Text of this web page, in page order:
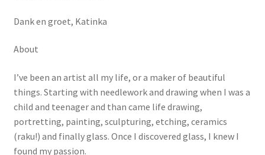
Dank en groet, Katinka
About
I’ve been an artist all my life, or a maker of beautiful
things. Starting with needlework and drawing when I was a
child and teenager and than came life drawing,
portretting, painting, sculpturing, etching, ceramics
(raku!) and finally glass. Once I discovered glass, I knew I
found my passion.